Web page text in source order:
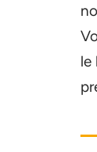
le